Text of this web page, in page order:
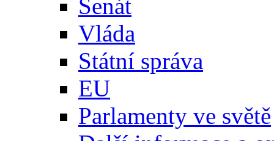
Senát
Vláda
Státní správa
EU
Parlamenty ve světě